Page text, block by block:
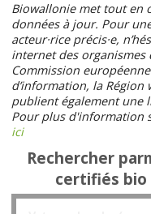
contenu
principal
Biowallonie met tout en
données à jour. Pour
acteur·rice précis·e,
internet des
Commission
d’information, la
publient également une
Pour plus d'information
ici
Rechercher
certifiés bio